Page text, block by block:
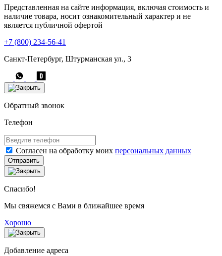
Представленная на сайте информация, включая стоимость и
наличие товара, носит ознакомительный характер и не
является публичной офертой
+7 (800) 234-56-41
Санкт-Петербург, Штурманская ул., 3
Обратный звонок
Телефон
Согласен на обработку моих персональных данных
Отправить
Спасибо!
Мы свяжемся с Вами в ближайшее время
Хорошо
Добавление адреса